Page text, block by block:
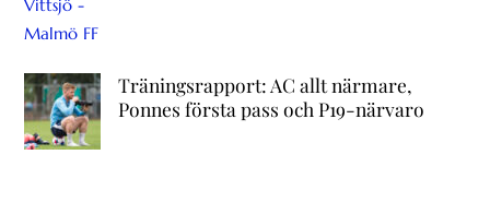
Träningsrapport: AC allt närmare,
Ponnes första pass och P19-närvaro